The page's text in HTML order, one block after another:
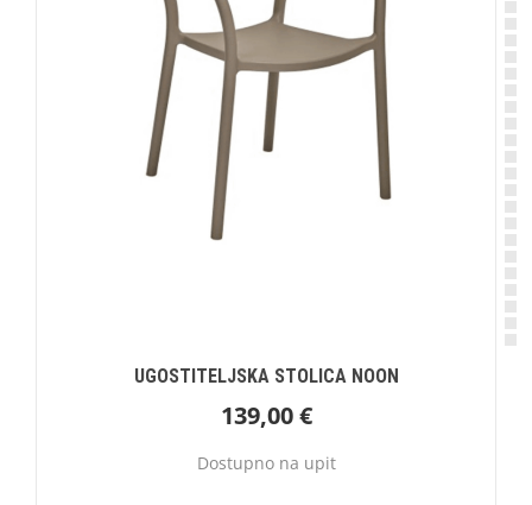
UGOSTITELJSKA STOLICA NOON
139,00€
Dostupno na upit